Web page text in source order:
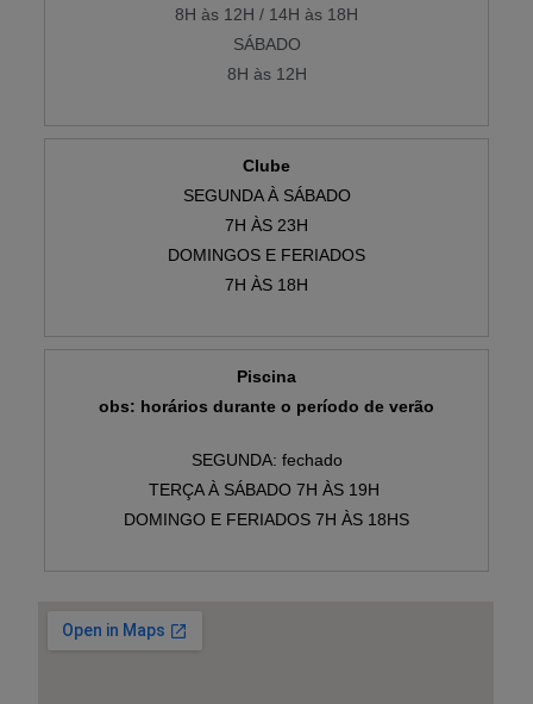
8H às 12H / 14H às 18H
SÁBADO
8H às 12H
Clube
SEGUNDA À SÁBADO
7H ÀS 23H
DOMINGOS E FERIADOS
7H ÀS 18H
Piscina
obs: horários durante o período de verão
SEGUNDA: fechado
TERÇA À SÁBADO 7H ÀS 19H
DOMINGO E FERIADOS 7H ÀS 18HS